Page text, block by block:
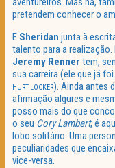
pretendem conhecer o
E Sheridan junta à
talento para a
Jeremy Renner tem,
sua carreira (ele que já
HURT LOCKER). Ainda antes
afirmação algures e
posso mais do que
o seu Cory Lambert, é
lobo solitário. Uma
peculiaridades que
vice-versa.